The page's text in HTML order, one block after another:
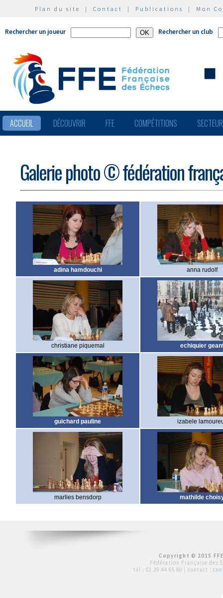
Plan du site | Contact | Publications | Mon
Rechercher un joueur Rechercher un club
ACCUEIL DÉCOUVRIR FFE COMPÉTITIONS
Galerie photo © fédération
adina hamdouchi anna rudolf
christiane piquemal echiquier
guichard pauline izabele
marlies bensdorp mathilde
Copyright © 2015
Fédération Française des
tél : 01 39 44 65 80 | contact :